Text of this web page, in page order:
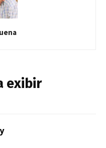
exibir